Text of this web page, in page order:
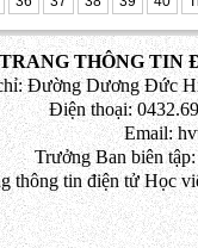
TRANG THÔNG TIN
Đường Dương Đức
Điện thoại:
Email:
Trưởng Ban biên tập:
thông tin điện tử Học